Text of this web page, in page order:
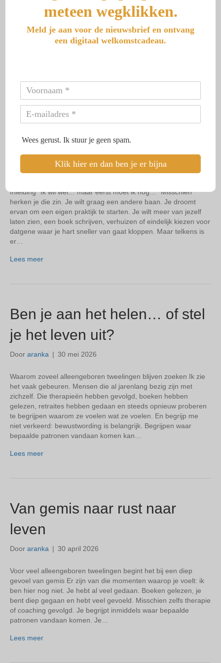
ontvang ik regelmatig een appje of een e-mail en soms een
kaartje. Ieder geschreven woord is waardevol, omdat ik op die
manier een klein inkijkje krijg in wat iemand meeneemt naar
huis. Maar heel soms ontvang ik…
De 7 vermommingen van
tweelingen
Door
Inleiding “Ik wil wel… maar eerst moet ik nog…” Misschien
herken je die zin. Je wilt graag een andere baan. Je droomt
ervan om een eigen praktijk te starten. Je wilt meer van jezelf
laten zien, een boek schrijven, verhuizen of eindelijk kiezen voor
datgene waar je hart sneller van gaat kloppen. Maar telkens is
er…
Lees meer
Ben je aan het helen… of stel
je het leven uit?
Door aranka | 30 mei 2026
Waarom zoveel alleengeboren tweelingen blijven zoeken Ik zie
het vaak gebeuren. Mensen die al jarenlang bezig zijn met
zichzelf. Die therapieën hebben gevolgd, boeken hebben
gelezen, retraites hebben gedaan en steeds opnieuw proberen
te begrijpen waarom ze voelen wat ze voelen. En begrijp me
niet verkeerd: bewustwording is belangrijk. Begrijpen waar
bepaalde patronen vandaan komen kan…
Lees meer
Van gemis naar rust naar
leven
Door aranka | 30 april 2026
Voor veel alleengeboren tweelingen begint het bij een diep
gevoel van gemis Er zijn van die momenten waarop je voelt: ik
ben hier nog niet. Je hebt al veel gedaan. Boeken gelezen, je
bent diep gegaan en hebt veel gevoeld. Misschien zelfs therapie
of coaching gevolgd. Je begrijpt inmiddels waar bepaalde
patronen vandaan komen. Je…
Lees meer
meteen wegklikken.
Meld je aan voor de nieuwsbrief en ontvang
een digitaal welkomstcadeau.
Wees gerust. Ik stuur je geen spam.
Klik hier en dan ben je er bijna